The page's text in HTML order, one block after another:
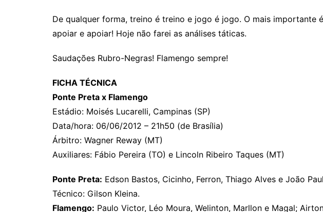
De qualquer forma, treino é treino e jogo é jogo. O mais importante
apoiar e apoiar! Hoje não farei as análises táticas.
Saudações Rubro-Negras! Flamengo sempre!
FICHA TÉCNICA
Ponte Preta x Flamengo
Estádio: Moisés Lucarelli, Campinas (SP)
Data/hora: 06/06/2012 – 21h50 (de Brasília)
Árbitro: Wagner Reway (MT)
Auxiliares: Fábio Pereira (TO) e Lincoln Ribeiro Taques (MT)
Ponte Preta: Edson Bastos, Cicinho, Ferron, Thiago Alves e João
Técnico: Gilson Kleina.
Flamengo: Paulo Victor, Léo Moura, Welinton, Marllon e Magal;